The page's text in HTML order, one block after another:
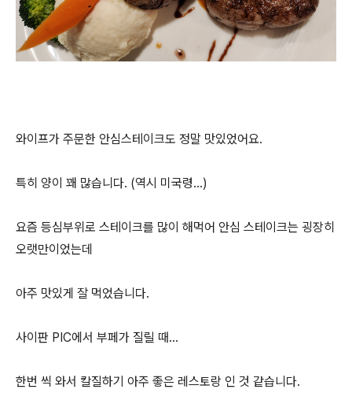
와이프가 주문한 안심스테이크도 정말 맛있었어요.
특히 양이 꽤 많습니다. (역시 미국령...)
요즘 등심부위로 스테이크를 많이 해먹어 안심 스테이크는 굉장히
오랫만이었는데
아주 맛있게 잘 먹었습니다.
사이판 PIC에서 부페가 질릴 때...
한번 씩 와서 칼질하기 아주 좋은 레스토랑 인 것 같습니다.